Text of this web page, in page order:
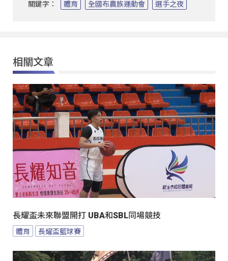
關鍵字： 體育 全國布農族運動會 選手之夜
相關文章
長耀盃未來聯盟開打 UBA和SBL同場競技
體育 長耀盃籃球賽